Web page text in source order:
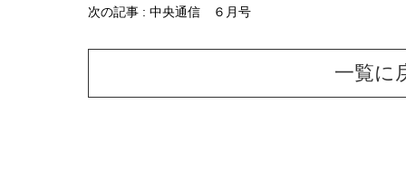
次の記事 : 中央通信 ６月号
一覧に